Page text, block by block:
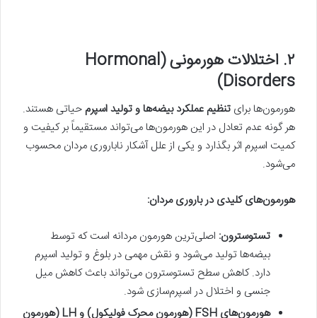
۲. اختلالات هورمونی (Hormonal
Disorders)
هورمون‌ها برای تنظیم عملکرد بیضه‌ها و تولید اسپرم حیاتی هستند.
هر گونه عدم تعادل در این هورمون‌ها می‌تواند مستقیماً بر کیفیت و
کمیت اسپرم اثر بگذارد و یکی از علل آشکار ناباروری مردان محسوب
می‌شود.
هورمون‌های کلیدی در باروری مردان:
تستوسترون: اصلی‌ترین هورمون مردانه است که توسط
بیضه‌ها تولید می‌شود و نقش مهمی در بلوغ و تولید اسپرم
دارد. کاهش سطح تستوسترون می‌تواند باعث کاهش میل
جنسی و اختلال در اسپرم‌سازی شود.
هورمون‌های FSH (هورمون محرک فولیکول) و LH (هورمون